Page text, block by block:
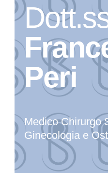
Peri
Medico Chirurgo
Ginecologia e